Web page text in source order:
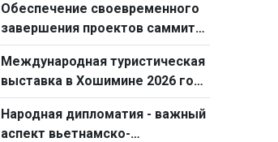
Обеспечение своевременного
завершения проектов саммита
АТЭС-2027
Международная туристическая
выставка в Хошимине 2026 года
станет самой масштабной за
всю историю
Народная дипломатия - важный
аспект вьетнамско-